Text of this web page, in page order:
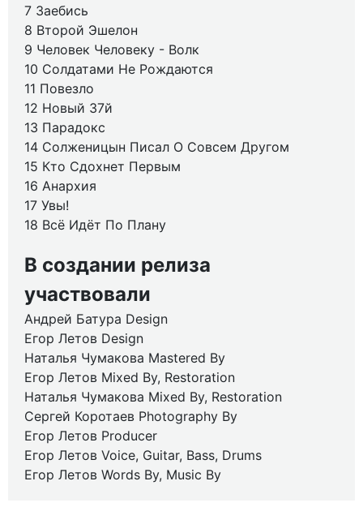
7 Заебись
8 Второй Эшелон
9 Человек Человеку - Волк
10 Солдатами Не Рождаются
11 Повезло
12 Новый 37й
13 Парадокс
14 Солженицын Писал О Совсем Другом
15 Кто Сдохнет Первым
16 Анархия
17 Увы!
18 Всё Идёт По Плану
В создании релиза
участвовали
Андрей Батура Design
Егор Летов Design
Наталья Чумакова Mastered By
Егор Летов Mixed By, Restoration
Наталья Чумакова Mixed By, Restoration
Сергей Коротаев Photography By
Егор Летов Producer
Егор Летов Voice, Guitar, Bass, Drums
Егор Летов Words By, Music By